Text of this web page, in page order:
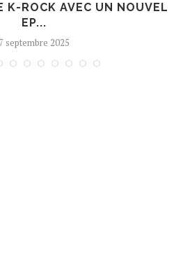
K-ROCK AVEC UN NOUVEL
EP...
7 septembre 2025